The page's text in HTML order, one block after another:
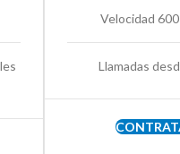
Velocidad
Llamadas